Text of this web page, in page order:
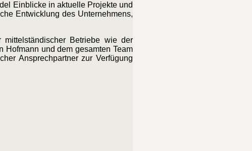
Einblicke in aktuelle Projekte und
Entwicklung des Unternehmens,
Betriebe wie der
Hofmann und dem gesamten Team
Ansprechpartner zur Verfügung